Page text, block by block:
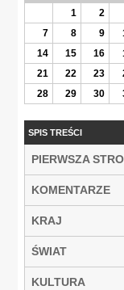
1
2
7
8 9
14
15 16
21
22 23
28
29 30
SPIS TREŚCI
PIERWSZA
KOMENTARZE
KRAJ
ŚWIAT
KULTURA